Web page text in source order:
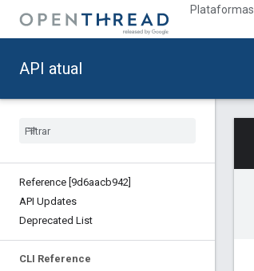
Plataformas
API atual
Reference [9d6aacb942]
API Updates
Deprecated List
CLI Reference